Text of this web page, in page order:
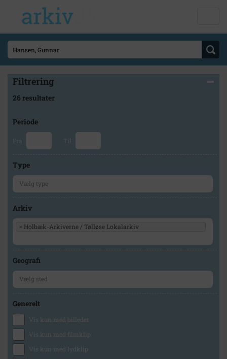
Filtrering
26 resultater
Periode
Fra Til
Type
Arkiv
× Holbæk-Arkiverne / Tølløse Lokalarkiv
Geografi
Generelt
Vis kun med billeder
Vis kun med filmklip
Vis kun med lydklip